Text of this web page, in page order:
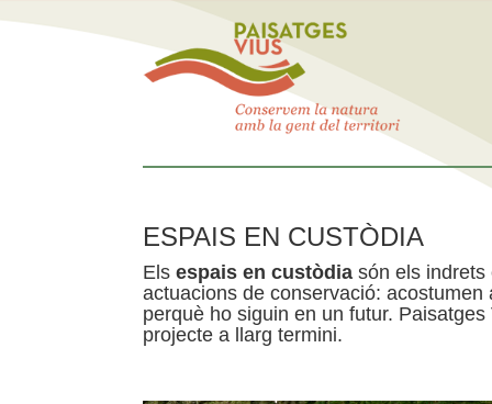
ESPAIS EN CUSTÒDIA
Els espais en custòdia són els indrets
actuacions de conservació:
perquè ho siguin en un futur.
projecte a llarg termini.